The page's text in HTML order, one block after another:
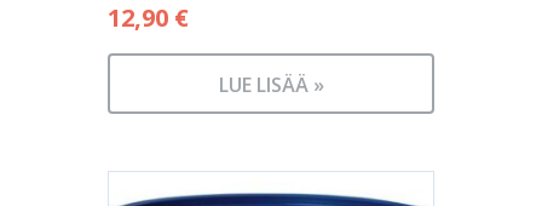
12,90 €
LUE LISÄÄ »